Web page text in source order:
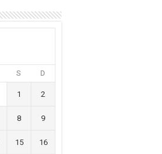
S D
1 2
8 9
15 16